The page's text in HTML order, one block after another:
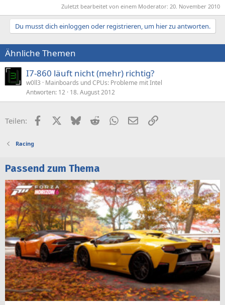
Zuletzt bearbeitet von einem Moderator: 20. November 2010
Du musst dich einloggen oder registrieren, um hier zu antworten.
Ähnliche Themen
I7-860 läuft nicht (mehr) richtig?
w0ll3
Mainboards und CPUs: Probleme mit Intel
Antworten 12 18. August 2012
Teilen: FacebookX (Twitter)
BlueskyRedditWhatsApp
E-MailLink
Racing
Passend zum Thema